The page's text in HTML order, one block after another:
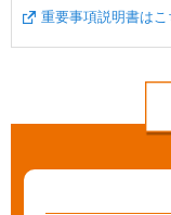
重要事項説明書はこ